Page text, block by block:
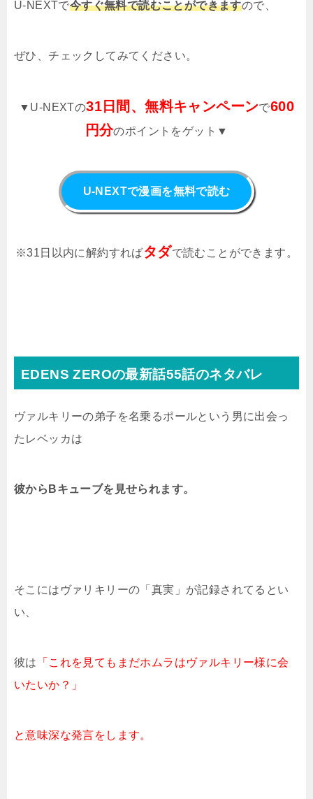
U-NEXTで今すぐ無料で読むことができますので、
ぜひ、チェックしてみてください。
▼U-NEXTの31日間、無料キャンペーンで600
円分のポイントをゲット▼
U-NEXTで漫画を無料で読む
※31日以内に解約すればタダで読むことができます。
EDENS ZEROの最新話55話のネタバレ
ヴァルキリーの弟子を名乗るポールという男に出会っ
たレベッカは
彼からBキューブを見せられます。
そこにはヴァリキリーの「真実」が記録されてるとい
い、
彼は
「これを見てもまだホムラはヴァルキリー様に会
いたいか？」
と意味深な発言をします。